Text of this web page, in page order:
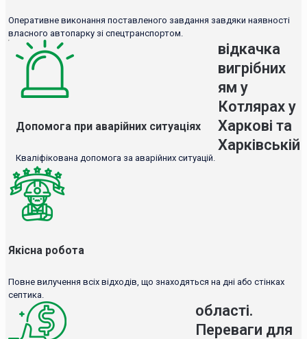
Оперативне виконання поставленого завдання завдяки наявності
власного автопарку зі спецтранспортом.
Допомога при аварійних ситуаціях
Кваліфікована допомога за аварійних ситуацій.
Якісна робота
Повне вилучення всіх відходів, що знаходяться на дні або стінках
септика.
відкачка
вигрібних
ям у
Котлярах у
Харкові та
Харківській
області.
Переваги для